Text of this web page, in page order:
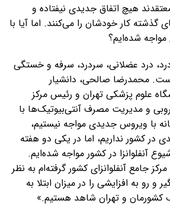
هیچ اتفاق جدیدی نیفتاده و
کار خودشان را می‌کنند. اما آیا با
شده‌ایم؟
درد عضلانی، سردرد، سرفه و خستگی
محمدرضا صالحی، دانشیار
علوم پزشکی تهران و رئیس مرکز
و مدیریت مصرف آنتی‌بیوتیک‌ها با
با ویروس جدیدی مواجه نیستیم،
کشور نداریم، اما در یکی دو هفته
آنفلوانزا در کشور مواجه شده‌ایم.
جامع آنفلوانزای کشور گرفته‌ام به نظر
به افزایشی را در میزان ابتلا به
کشورمان و تهران شاهد هستیم.»